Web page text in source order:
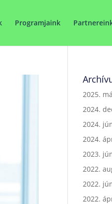
Programjaink
2025.
2024.
2024.
2024.
2023.
2022.
2022.
2022.